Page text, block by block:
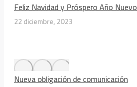
Feliz Navidad y Próspero Año Nuevo
22 diciembre, 2023
Nueva obligación de comunicación